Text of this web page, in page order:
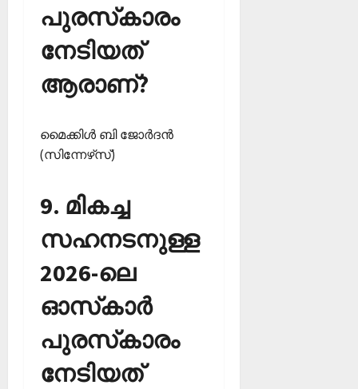
പുരസ്‌കാരം
നേടിയത്
ആരാണ്?
മൈക്കിള്‍ ബി ജോര്‍ദന്‍
(സിന്നേഴ്‌സ്)
9. മികച്ച
സഹനടനുള്ള
2026-ലെ
ഓസ്‌കാര്‍
പുരസ്‌കാരം
നേടിയത്